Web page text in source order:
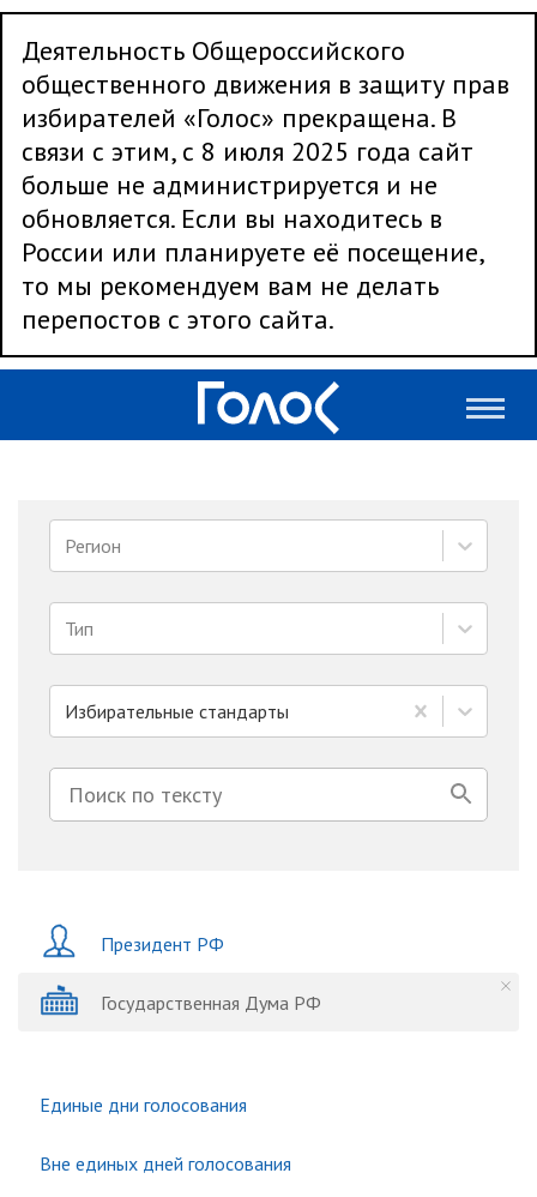
Деятельность Общероссийского
общественного движения в защиту прав
избирателей «Голос» прекращена. В
связи с этим, с 8 июля 2025 года сайт
больше не администрируется и не
обновляется. Если вы находитесь в
России или планируете её посещение,
то мы рекомендуем вам не делать
перепостов с этого сайта.
Регион
Тип
Избирательные стандарты
Президент РФ
Государственная Дума РФ
Единые дни голосования
Вне единых дней голосования